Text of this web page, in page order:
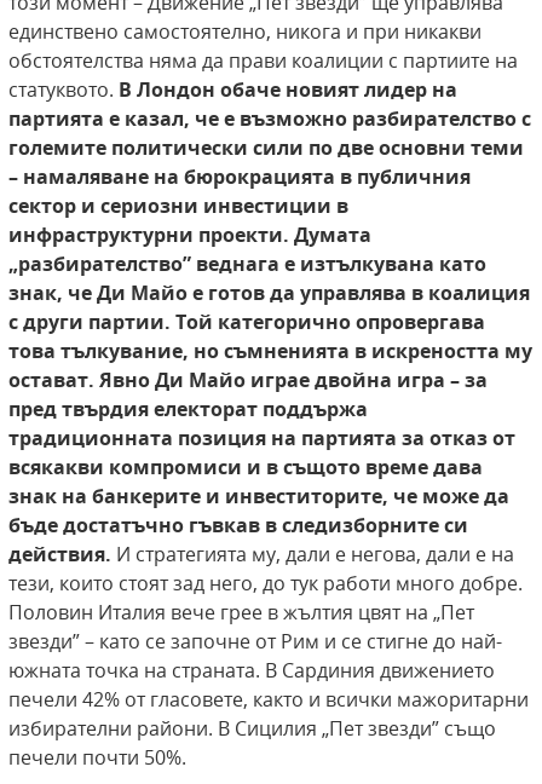
единствено самостоятелно, никога и при никакви
обстоятелства няма да прави коалиции с партиите на
статуквото. В Лондон обаче новият лидер на
партията е казал, че е възможно разбирателство с
големите политически сили по двеосновни теми
– намаляване на бюрокрацията в публичния
сектор и сериозни инвестиции в
инфраструктурни проекти. Думата
„разбирателство” веднага е изтълкувана като
знак, чеДи Майо е готов да управлява в коалиция
с други партии. Той категорично опровергава
това тълкувание, но съмненията в искреността му
остават. Явно Ди Майо играе двойна игра – за
пред твърдия електорат поддържа
традиционната позиция на партията за отказ от
всякакви компромиси и в същото време дава
знак на банкерите и инвеститорите, че можеда
бъде достатъчно гъвкав в следизборните си
действия. И стратегията му, дали е негова, дали е на
тези, които стоят зад него, до тук работи много добре.
Половин Италия вече грее в жълтия цвят на „Пет
звезди” – като се започне от Рим и се стигне до най-
южната точка на страната. В Сардиния движението
печели 42% от гласовете, както и всички мажоритарни
избирателни райони. В Сицилия „Пет звезди” също
печели почти 50%.